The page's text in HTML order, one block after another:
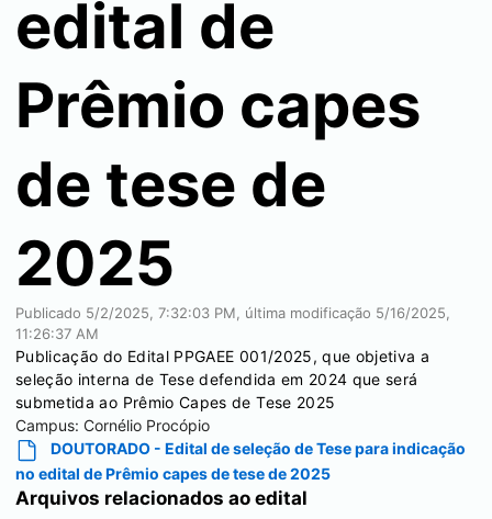
edital de
Prêmio capes
de tese de
2025
Publicado 5/2/2025, 7:32:03 PM , última modificação 5/16/2025,
11:26:37 AM
Publicação do Edital PPGAEE 001/2025, que objetiva a
seleção interna de Tese defendida em 2024 que será
submetida ao Prêmio Capes de Tese 2025
Campus: Cornélio Procópio
DOUTORADO - Edital de seleção de Tese para indicação
no edital de Prêmio capes de tese de 2025
Arquivos relacionados ao edital